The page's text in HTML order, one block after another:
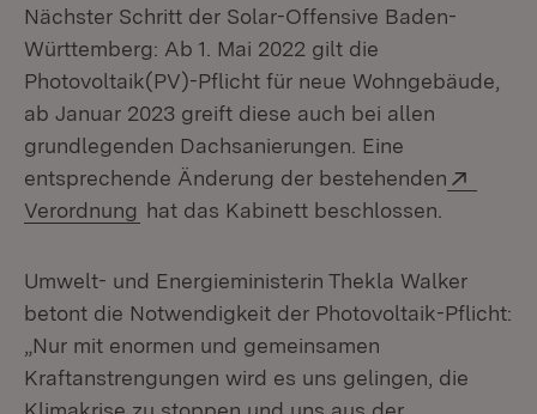
Nächster Schritt der Solar-Offensive Baden-
Württemberg: Ab 1. Mai 2022 gilt die
Photovoltaik(PV)-Pflicht für neue Wohngebäude,
ab Januar 2023 greift diese auch bei allen
grundlegenden Dachsanierungen. Eine
entsprechende Änderung der bestehenden
Verordnung (Öffnet in neuem Fenster)
hat das Kabinett beschlossen.
Umwelt- und Energieministerin Thekla Walker
betont die Notwendigkeit der Photovoltaik-Pflicht:
„Nur mit enormen und gemeinsamen
Kraftanstrengungen wird es uns gelingen, die